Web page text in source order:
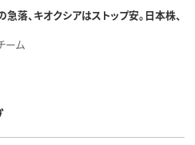
落、キオクシアはストップ安。日本株、
ーム